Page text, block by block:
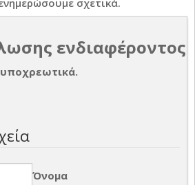
σχετικά.
ενδιαφέροντος
υποχρεωτικά.
Όνομα